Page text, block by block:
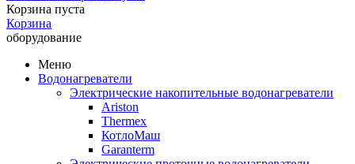
Корзина пуста
Корзина
оборудование
Меню
Водонагреватели
Электрические накопительные водонагреватели
Ariston
Thermex
КотлоМаш
Garanterm